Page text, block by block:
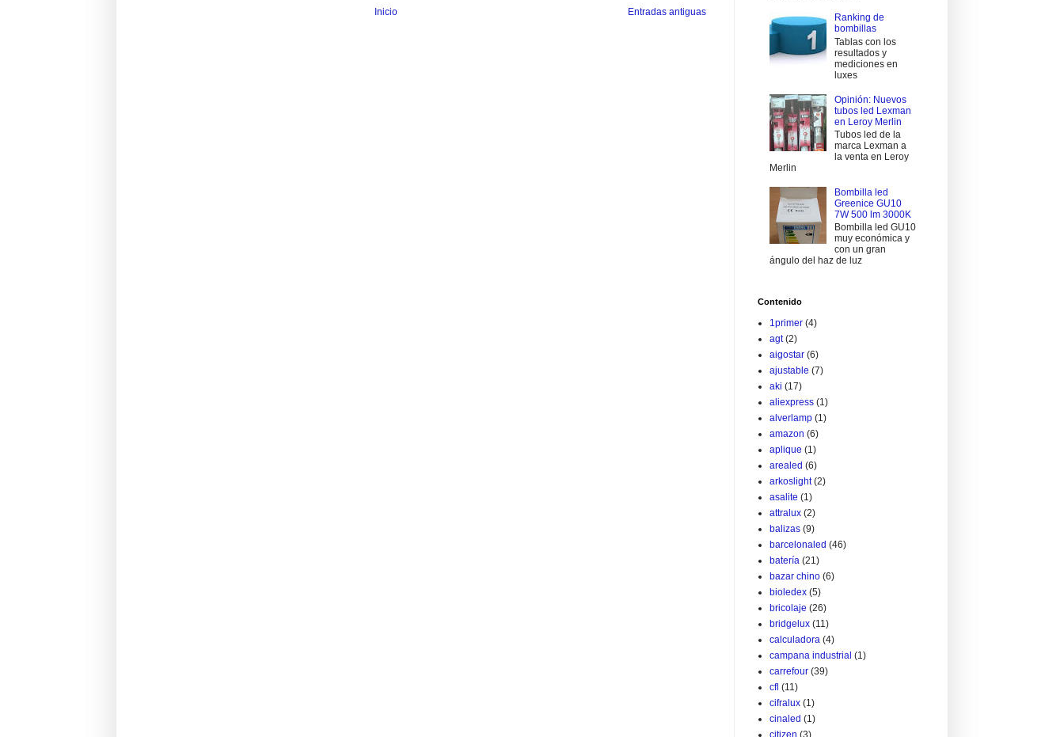
Entradas antiguas
Inicio
Ranking de
bombillas
Tablas con los
resultados y
mediciones en
luxes
Opinión: Nuevos
tubos led Lexman
en Leroy Merlin
Tubos led de la
marca Lexman a
la venta en Leroy
Merlin
Bombilla led
Greenice GU10
7W 500 lm 3000K
Bombilla led GU10
muy económica y
con un gran
ángulo del haz de luz
Contenido
1primer (4)
agt (2)
aigostar (6)
ajustable (7)
aki (17)
aliexpress (1)
alverlamp (1)
amazon (6)
aplique (1)
arealed (6)
arkoslight (2)
asalite (1)
attralux (2)
balizas (9)
barcelonaled (46)
batería (21)
bazar chino (6)
bioledex (5)
bricolaje (26)
bridgelux (11)
calculadora (4)
campana industrial (1)
carrefour (39)
cfl (11)
cifralux (1)
cinaled (1)
citizen (3)